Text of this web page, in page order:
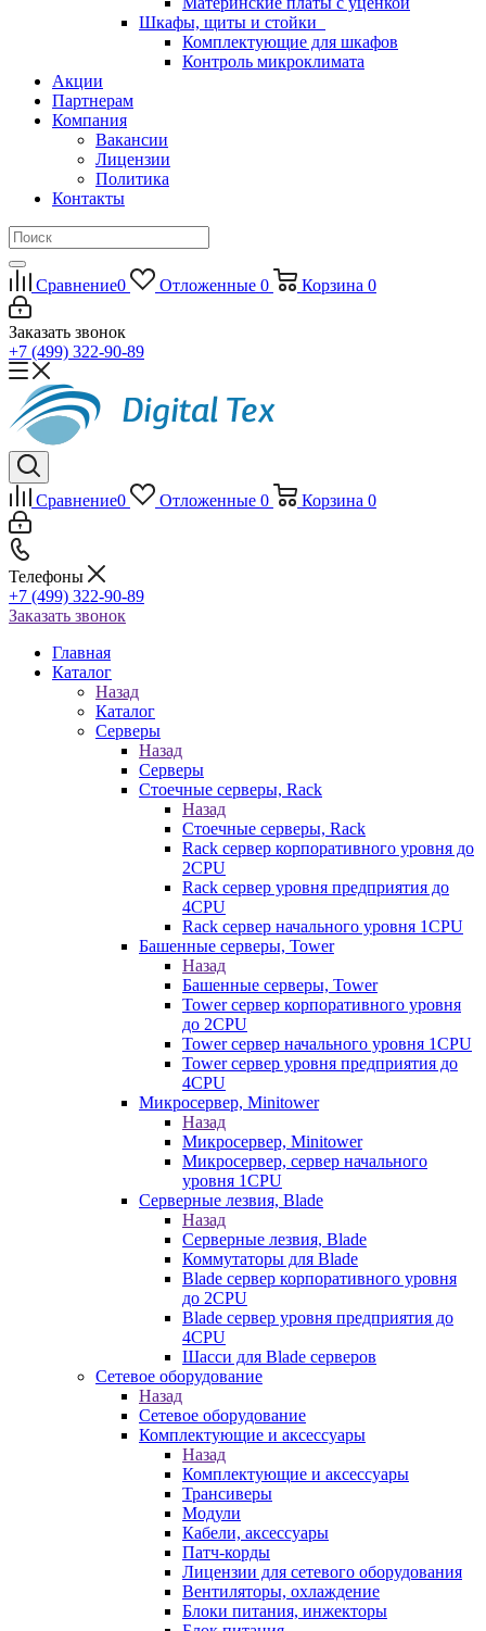
Шкафы, щиты и стойки
Комплектующие для шкафов
Контроль микроклимата
Акции
Партнерам
Компания
Вакансии
Лицензии
Политика
Контакты
Сравнение0 Отложенные 0 Корзина 0
Заказать звонок
+7 (499) 322-90-89
Сравнение0 Отложенные 0 Корзина 0
Телефоны
+7 (499) 322-90-89
Заказать звонок
Главная
Каталог
Назад
Каталог
Серверы
Назад
Серверы
Стоечные серверы, Rack
Назад
Стоечные серверы, Rack
Rack сервер корпоративного уровня до
2CPU
Rack сервер уровня предприятия до
4CPU
Rack сервер начального уровня 1CPU
Башенные серверы, Tower
Назад
Башенные серверы, Tower
Tower сервер корпоративного уровня
до 2CPU
Tower сервер начального уровня 1CPU
Tower сервер уровня предприятия до
4CPU
Микросервер, Minitower
Назад
Микросервер, Minitower
Микросервер, сервер начального
уровня 1CPU
Серверные лезвия, Blade
Назад
Серверные лезвия, Blade
Коммутаторы для Blade
Blade сервер корпоративного уровня
до 2CPU
Blade сервер уровня предприятия до
4CPU
Шасси для Blade серверов
Сетевое оборудование
Назад
Сетевое оборудование
Комплектующие и аксессуары
Назад
Комплектующие и аксессуары
Трансиверы
Модули
Кабели, аксессуары
Патч-корды
Лицензии для сетевого оборудования
Вентиляторы, охлаждение
Блоки питания, инжекторы